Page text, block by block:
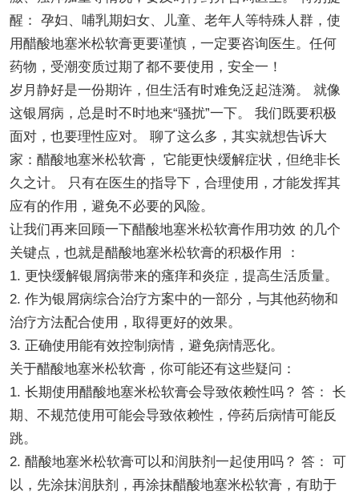
醒： 孕妇、哺乳期妇女、儿童、老年人等特殊人群，使
用醋酸地塞米松软膏更要谨慎，一定要咨询医生。任何
药物，受潮变质过期了都不要使用，安全一！
岁月静好是一份期许，但生活有时难免泛起涟漪。 就像
这银屑病，总是时不时地来“骚扰”一下。 我们既要积极
面对，也要理性应对。 聊了这么多，其实就想告诉大
家：醋酸地塞米松软膏， 它能更快缓解症状，但绝非长
久之计。 只有在医生的指导下，合理使用，才能发挥其
应有的作用，避免不必要的风险。
让我们再来回顾一下醋酸地塞米松软膏作用功效 的几个
关键点，也就是醋酸地塞米松软膏的积极作用 ：
1. 更快缓解银屑病带来的瘙痒和炎症，提高生活质量。
2. 作为银屑病综合治疗方案中的一部分，与其他药物和
治疗方法配合使用，取得更好的效果。
3. 正确使用能有效控制病情，避免病情恶化。
关于醋酸地塞米松软膏，你可能还有这些疑问：
1. 长期使用醋酸地塞米松软膏会导致依赖性吗？ 答： 长
期、不规范使用可能会导致依赖性，停药后病情可能反
跳。
2. 醋酸地塞米松软膏可以和润肤剂一起使用吗？ 答： 可
以，先涂抹润肤剂，再涂抹醋酸地塞米松软膏，有助于